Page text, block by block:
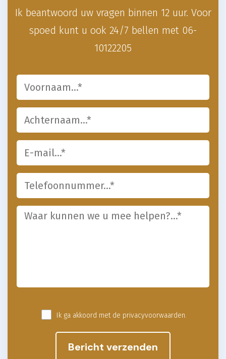
Ik beantwoord uw vragen binnen 12 uur. Voor
spoed kunt u ook 24/7 bellen met 06-
10122205
Ik ga akkoord met de privacyvoorwaarden.